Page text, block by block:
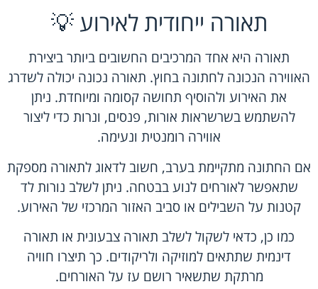
תאורה ייחודית לאירוע 💡
תאורה היא אחד המרכיבים החשובים ביותר ביצירת
האווירה הנכונה לחתונה בחוץ. תאורה נכונה יכולה לשדרג
את האירוע ולהוסיף תחושה קסומה ומיוחדת. ניתן
להשתמש בשרשראות אורות, פנסים, ונרות כדי ליצור
אווירה רומנטית ונעימה.
אם החתונה מתקיימת בערב, חשוב לדאוג לתאורה מספקת
שתאפשר לאורחים לנוע בבטחה. ניתן לשלב נורות לד
קטנות על השבילים או סביב האזור המרכזי של האירוע.
כמו כן, כדאי לשקול לשלב תאורה צבעונית או תאורה
דינמית שתתאים למוזיקה ולריקודים. כך תיצרו חוויה
מרתקת שתשאיר רושם עז על האורחים.